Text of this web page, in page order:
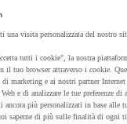
industriale
una visita personalizzata del nostro
tutti i cookie", la nostra
il tuo browser attraverso i cookie.
di marketing e ai nostri partner
e di analizzare le tue preferenze di
più personalizzati in base alle
saperne di più sulle finalità di ogni